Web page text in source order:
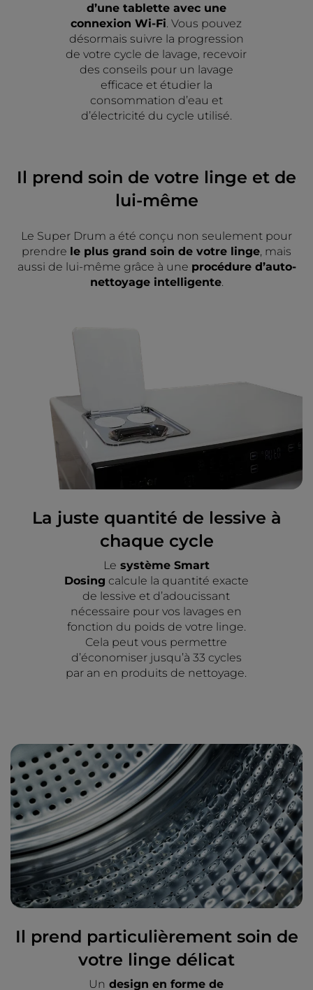
d’une tablette avec une
connexion Wi-Fi. Vous pouvez
désormais suivre la progression
de votre cycle de lavage, recevoir
des conseils pour un lavage
efficace et étudier la
consommation d’eau et
d’électricité du cycle utilisé.
Il prend soin de votre linge et de
lui-même
Le Super Drum a été conçu non seulement pour
prendre le plus grand soin de votre linge, mais
aussi de lui-même grâce à une procédure d’auto-
nettoyage intelligente.
La juste quantité de lessive à
chaque cycle
Le système Smart
Dosing calcule la quantité exacte
de lessive et d’adoucissant
nécessaire pour vos lavages en
fonction du poids de votre linge.
Cela peut vous permettre
d’économiser jusqu’à 33 cycles
par an en produits de nettoyage.
Il prend particulièrement soin de
votre linge délicat
Un design en forme de